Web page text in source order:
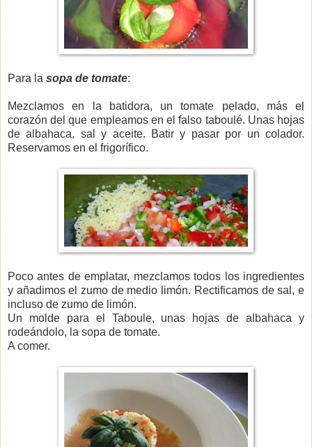
Para la sopa de tomate:
Mezclamos en la batidora, un tomate pelado, más el
corazón del que empleamos en el falso taboulé. Unas hojas
de albahaca, sal y aceite. Batir y pasar por un colador.
Reservamos en el frigorífico.
Poco antes de emplatar, mezclamos todos los ingredientes
y añadimos el zumo de medio limón. Rectificamos de sal, e
incluso de zumo de limón.
Un molde para el Taboule, unas hojas de albahaca y
rodeándolo, la sopa de tomate.
A comer.